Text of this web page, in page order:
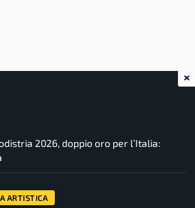
2026, doppio oro per l’Italia:
ARTISTICA
×